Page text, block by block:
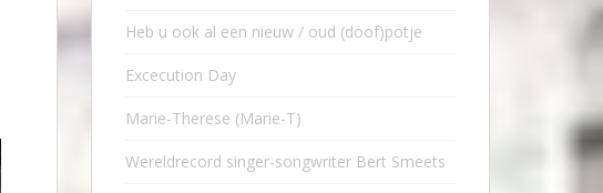
Heb u ook al een nieuw / oud (doof)potje
Excecution Day
Marie-Therese (Marie-T)
Wereldrecord singer-songwriter Bert Smeets